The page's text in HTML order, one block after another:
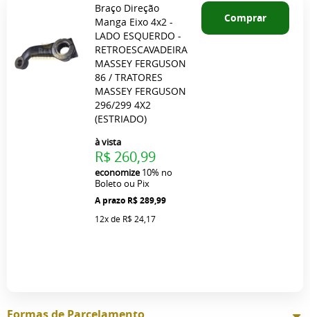
Braço Direção
Manga Eixo 4x2 -
LADO ESQUERDO -
RETROESCAVADEIRA
MASSEY FERGUSON
86 / TRATORES
MASSEY FERGUSON
296/299 4X2
(ESTRIADO)
R$ 289,99
à vista
R$ 260,99
economize10% no
Boleto ou Pix
12xde R$ 24,17
Comprar